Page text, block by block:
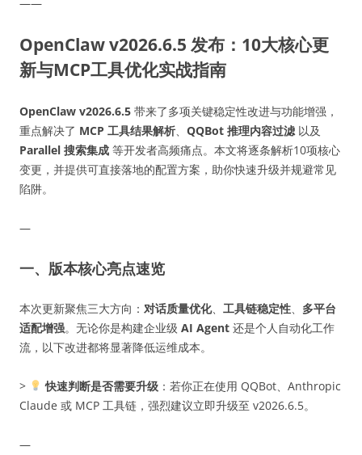
OpenClaw v2026.6.5 发布：10大核心更
新与MCP工具优化实战指南
OpenClaw v2026.6.5 带来了多项关键稳定性改进与功能增强，
重点解决了 MCP 工具结果解析、 QQBot 推理内容过滤以及
Parallel 搜索集成 等开发者高频痛点。本文将逐条解析10项核心
变更，并提供可直接落地的配置方案，助你快速升级并规避常见
陷阱。
—
一、版本核心亮点速览
本次更新聚焦三大方向： 对话质量优化、 工具链稳定性、 多平台
适配增强。无论你是构建企业级 AI Agent 还是个人自动化工作
流，以下改进都将显著降低运维成本。
> 快速判断是否需要升级：若你正在使用 QQBot、Anthropic
Claude 或 MCP 工具链，强烈建议立即升级至 v2026.6.5。
—